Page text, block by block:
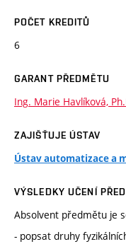
POČET KREDITŮ
6
GARANT PŘEDMĚTU
Ing. Marie Havlíková,
ZAJIŠŤUJE ÚSTAV
Ústav automatizace a
VÝSLEDKY UČENÍ
Absolvent předmětu je
- popsat druhy